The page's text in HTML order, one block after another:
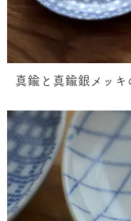
真鍮と真鍮銀メッキ